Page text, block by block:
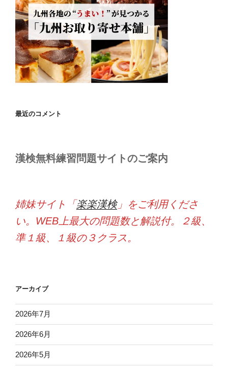
最近のコメント
漢検無料練習問題サイトのご案内
姉妹サイト「楽楽漢検」をご利用くださ
い。WEB上最大の問題数と解説付。２級、
準１級、１級の３クラス。
アーカイブ
2026年7月
2026年6月
2026年5月